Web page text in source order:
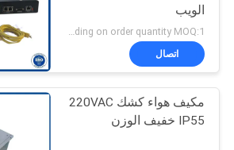
المبادل الحراري
الضميمة
18
الويب
Depending on order quantity MOQ:1 مجموعة
اتصال
مكيف هواء كشك 220VAC
IP55 خفيف الوزن